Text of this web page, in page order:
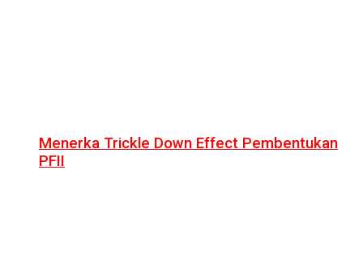
Menerka Trickle Down Effect Pembentukan
PFII